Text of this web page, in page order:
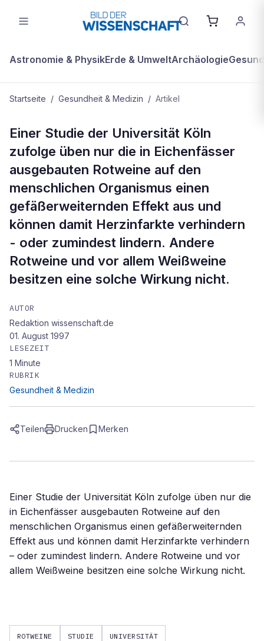
Astronomie & PhysikErde & UmweltArchäologie
Startseite / Gesundheit & Medizin / Artikel
Rotwein gegen Herzinfarkt
Einer Studie der Universität Köln
zufolge üben nur die in Eichenfässer
ausgebauten Rotweine auf den
menschlichen Organismus einen
gefäßerweiternden Effekt aus und
können damit Herzinfarkte verhindern
- oder zumindest lindern. Andere
Rotweine und vor allem Weißweine
besitzen eine solche Wirkung nicht.
AUTOR
Redaktion wissenschaft.de
01. August 1997
LESEZEIT
1 Minute
RUBRIK
Gesundheit & Medizin
Teilen Drucken Merken
Einer Studie der Universität Köln zufolge üben nur die
in Eichenfässer ausgebauten Rotweine auf den
menschlichen Organismus einen gefäßerweiternden
Effekt aus und können damit Herzinfarkte verhindern
– oder zumindest lindern. Andere Rotweine und vor
allem Weißweine besitzen eine solche Wirkung nicht.
ROTWEINE STUDIE UNIVERSITÄT